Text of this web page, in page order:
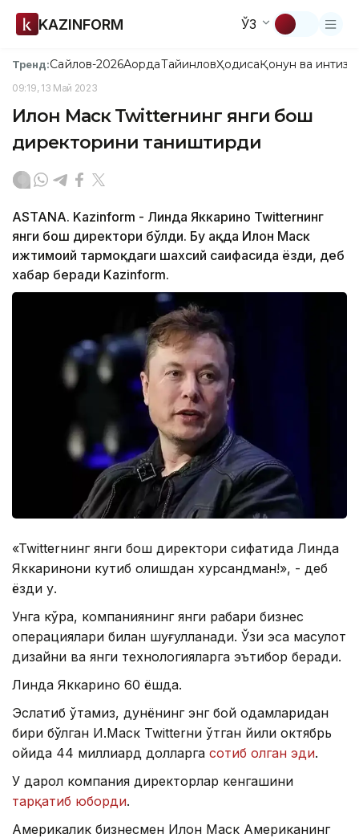
KAZINFORM ЎЗ
Тренд:Сайлов-2026АқордаТайинловҲодисаҚонун ва
09:19, 13 Май 2023
Илон Маск Twitterнинг янги бош
директорини таништирди
ASTANA. Kazinform - Линда Яккарино Twitterнинг
янги бош директори бўлди. Бу ҳақда Илон Маск
ижтимоий тармоқдаги шахсий саҳифасида ёзди, деб
хабар беради Kazinform.
«Twitterнинг янги бош директори сифатида Линда
Яккаринони кутиб олишдан хурсандман!», - деб
ёзди у.
Унга кўра, компаниянинг янги раҳбари бизнес
операциялари билан шуғулланади. Ўзи эса маҳсулот
дизайни ва янги технологияларга эътибор беради.
Линда Яккарино 60 ёшда.
Эслатиб ўтамиз, дунёнинг энг бой одамларидан
бири бўлган И.Маск Twitterни ўтган йили октябрь
ойида 44 миллиард долларга сотиб олган эди.
У дарҳол компания директорлар кенгашини
тарқатиб юборди.
Америкалик бизнесмен Илон Маск Американинг